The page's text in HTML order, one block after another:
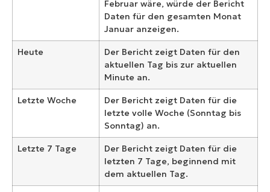
Februar wäre, würde der Bericht
Daten für den gesamten Monat
Januar anzeigen.
Heute
Der Bericht zeigt Daten für den
aktuellen Tag bis zur aktuellen
Minute an.
Letzte Woche
Der Bericht zeigt Daten für die
letzte volle Woche (Sonntag bis
Sonntag) an.
Letzte 7 Tage
Der Bericht zeigt Daten für die
letzten 7 Tage, beginnend mit
dem aktuellen Tag.